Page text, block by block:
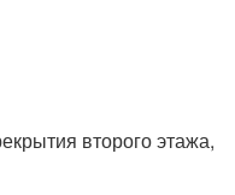
второго этажа,